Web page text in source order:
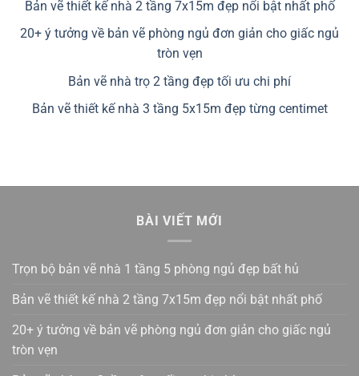
Bản vẽ thiết kế nhà 2 tầng 7x15m đẹp nổi bật nhất phố
20+ ý tưởng về bản vẽ phòng ngủ đơn giản cho giấc ngủ
tròn vẹn
Bản vẽ nhà trọ 2 tầng đẹp tối ưu chi phí
Bản vẽ thiết kế nhà 3 tầng 5x15m đẹp từng centimet
BÀI VIẾT MỚI
Trọn bộ bản vẽ nhà 1 tầng 5 phòng ngủ đẹp bất hủ
Bản vẽ thiết kế nhà 2 tầng 7x15m đẹp nổi bật nhất phố
20+ ý tưởng về bản vẽ phòng ngủ đơn giản cho giấc ngủ
tròn vẹn